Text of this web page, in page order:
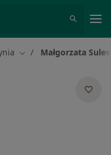
Zmień miasto
Małgorzata